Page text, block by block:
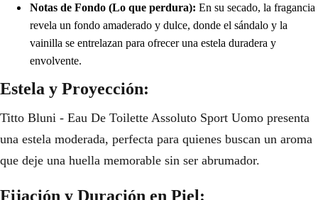
Notas de Fondo (Lo que perdura): En su secado, la fragancia
revela un fondo amaderado y dulce, donde el sándalo y la
vainilla se entrelazan para ofrecer una estela duradera y
envolvente.
Estela y Proyección:
Titto Bluni - Eau De Toilette Assoluto Sport Uomo presenta
una estela moderada, perfecta para quienes buscan un aroma
que deje una huella memorable sin ser abrumador.
Fijación y Duración en Piel: